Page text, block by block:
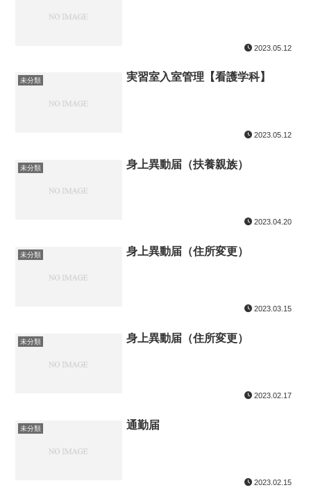
2023.05.12
未分類 実習室入室管理【看護学科】
2023.05.12
未分類 身上異動届（扶養親族）
2023.04.20
未分類 身上異動届（住所変更）
2023.03.15
未分類 身上異動届（住所変更）
2023.02.17
未分類 通勤届
2023.02.15